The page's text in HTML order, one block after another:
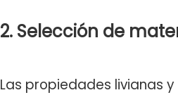
2. Selección de
Las propiedades livianas